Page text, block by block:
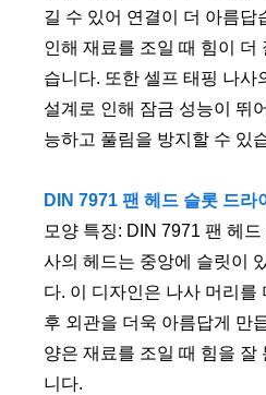
길 수 있어 연결이 더 아름답
인해 재료를 조일 때 힘이 더
습니다. 또한 셀프 태핑 나사
설계로 인해 잠금 성능이 뛰
능하고 풀림을 방지할 수 있
DIN 7971 팬 헤드 슬롯 드라
모양 특징: DIN 7971 팬 헤
사의 헤드는 중앙에 슬릿이
다. 이 디자인은 나사 머리를
후 외관을 더욱 아름답게 만
양은 재료를 조일 때 힘을 잘
니다.